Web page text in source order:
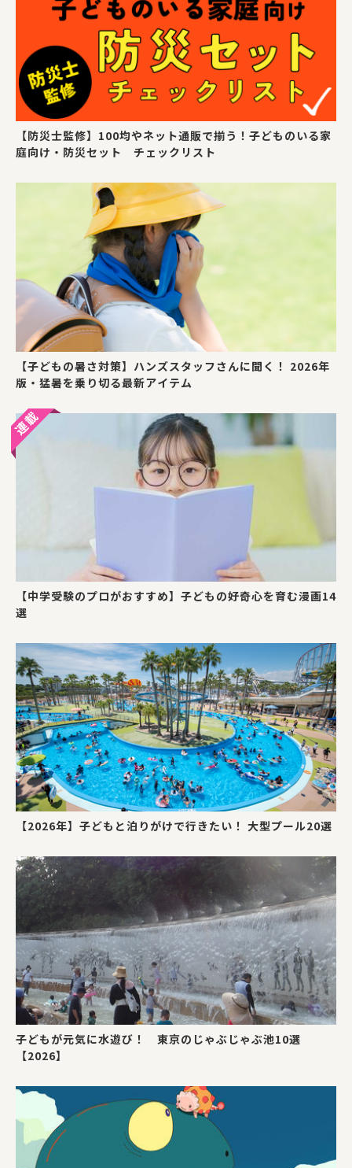
【防災士監修】100均やネット通販で揃う！子どものいる家
庭向け・防災セット チェックリスト
【子どもの暑さ対策】ハンズスタッフさんに聞く！ 2026年
版・猛暑を乗り切る最新アイテム
【中学受験のプロがおすすめ】子どもの好奇心を育む漫画14
選
【2026年】子どもと泊りがけで行きたい！ 大型プール20選
子どもが元気に水遊び！ 東京のじゃぶじゃぶ池10選
【2026】